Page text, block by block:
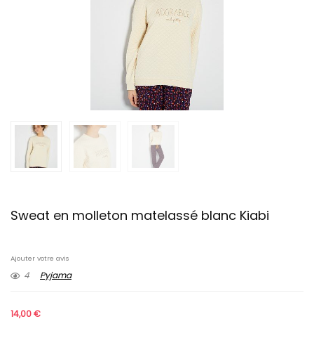
Sweat en molleton matelassé blanc Kiabi
Ajouter votre avis
4 Pyjama
14,00€